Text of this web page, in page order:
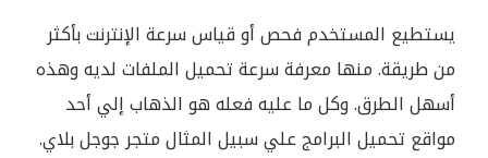
يستطيع المستخدم فحص أو قياس سرعة الإنترنت بأكثر
من طريقة. منها معرفة سرعة تحميل الملفات لديه وهذه
أسهل الطرق. وكل ما عليه فعله هو الذهاب إلي أحد
مواقع تحميل البرامج علي سبيل المثال متجر جوجل بلاي.